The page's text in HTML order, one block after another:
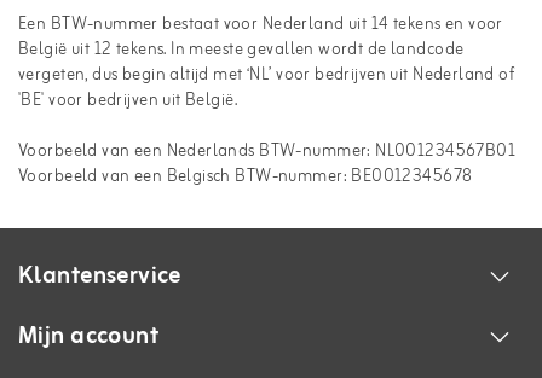
Een BTW-nummer bestaat voor Nederland uit 14 tekens en voor
België uit 12 tekens. In meeste gevallen wordt de landcode
vergeten, dus begin altijd met ‘NL’ voor bedrijven uit Nederland of
'BE' voor bedrijven uit België.
Voorbeeld van een Nederlands BTW-nummer: NL001234567B01
Voorbeeld van een Belgisch BTW-nummer: BE0012345678
Klantenservice
Mijn account